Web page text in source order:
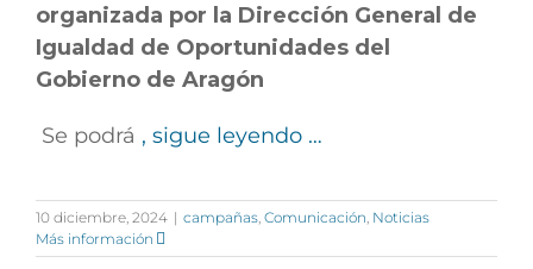
organizada por la Dirección General de
Igualdad de Oportunidades del
Gobierno de Aragón
Se podrá , sigue leyendo …
10 diciembre, 2024 | campañas Comunicación Noticias
Más información